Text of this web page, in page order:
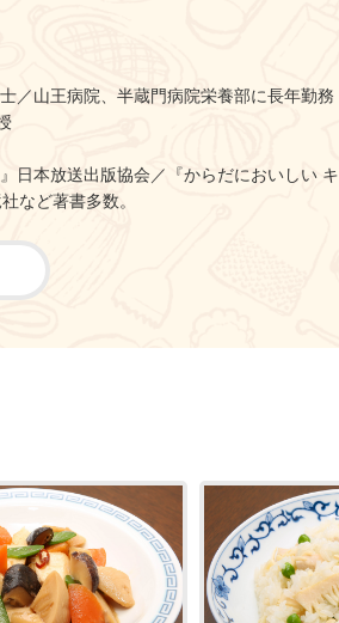
／山王病院、半蔵門病院栄養部に長年勤務
日本放送出版協会／『からだにおいしい キ
など著書多数。